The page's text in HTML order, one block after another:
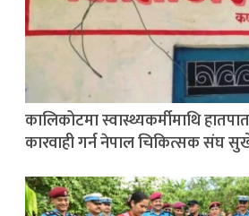
कालिकोटमा स्वास्थ्यकर्मीमाथि
कारवाही गर्न नेपाल चिकित्सक संघ